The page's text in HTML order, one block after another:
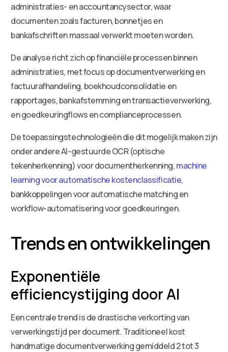
administraties- en accountancysector, waar
documenten zoals facturen, bonnetjes en
bankafschriften massaal verwerkt moeten worden.
De analyse richt zich op financiële processen binnen
administraties, met focus op documentverwerking en
factuurafhandeling, boekhoudconsolidatie en
rapportages, bankafstemming en transactieverwerking,
en goedkeuringflows en complianceprocessen.
De toepassingstechnologieën die dit mogelijk maken zijn
onder andere AI-gestuurde OCR (optische
tekenherkenning) voor documentherkenning,machine
learning voor automatische kostenclassificatie,
bankkoppelingen voor automatische matching en
workflow-automatisering voor goedkeuringen.
Trends en ontwikkelingen
Exponentiële
efficiencystijging door AI
Een centrale trend is de drastische verkorting van
verwerkingstijd per document. Traditioneel kost
handmatige documentverwerking gemiddeld 2 tot 3